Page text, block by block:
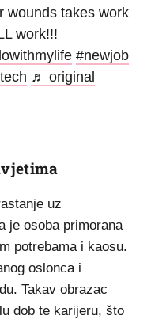
wounds takes work
work!!!
#newjob
♬ original
uz
je osoba primorana
potrebama i kaosu.
oslonca i
Takav obrazac
dob te karijeru, što